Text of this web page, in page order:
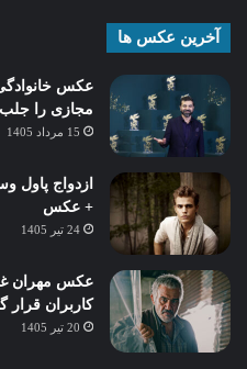
آخرین عکس ها
عکس
مجازی را
15 مرداد 1405
ازدواج پاول
+ عکس
24 تیر 1405
عکس مهران
کاربران قرار
20 تیر 1405